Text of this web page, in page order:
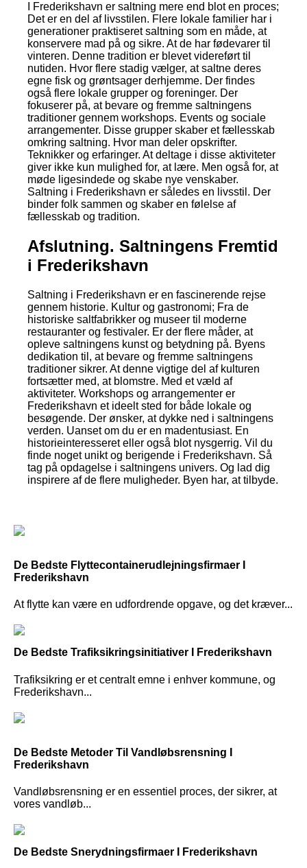
I Frederikshavn er saltning mere end blot en proces;
Det er en del af livsstilen. Flere lokale familier har i
generationer praktiseret saltning som en måde, at
konservere mad på og sikre. At de har fødevarer til
vinteren. Denne tradition er blevet videreført til
nutiden. Hvor flere stadig vælger, at saltne deres
egne fisk og grøntsager derhjemme. Der findes
også flere lokale grupper og foreninger. Der
fokuserer på, at bevare og fremme saltningens
traditioner gennem workshops. Events og sociale
arrangementer. Disse grupper skaber et fællesskab
omkring saltning. Hvor man deler opskrifter.
Teknikker og erfaringer. At deltage i disse aktiviteter
giver ikke kun mulighed for, at lære. Men også for, at
møde ligesindede og skabe nye venskaber.
Saltning i Frederikshavn er således en livsstil. Der
binder folk sammen og skaber en følelse af
fællesskab og tradition.
Afslutning. Saltningens Fremtid
i Frederikshavn
Saltning i Frederikshavn er en fascinerende rejse
gennem historie. Kultur og gastronomi; Fra de
historiske saltfabrikker og museer til moderne
restauranter og festivaler. Er der flere måder, at
opleve saltningens kunst og betydning på. Byens
dedikation til, at bevare og fremme saltningens
traditioner sikrer. At denne vigtige del af kulturen
fortsætter med, at blomstre. Med et væld af
aktiviteter. Workshops og arrangementer er
Frederikshavn et ideelt sted for både lokale og
besøgende. Der ønsker, at dykke ned i saltningens
verden. Uanset om du er en madentusiast. En
historieinteresseret eller også blot nysgerrig. Vil du
finde noget unikt og berigende i Frederikshavn. Så
tag på opdagelse i saltningens univers. Og lad dig
inspirere af de flere muligheder. Byen har, at tilbyde.
De Bedste Flyttecontainerudlejningsfirmaer I
Frederikshavn
At flytte kan være en udfordrende opgave, og det kræver...
De Bedste Trafiksikringsinitiativer I Frederikshavn
Trafiksikring er et centralt emne i enhver kommune, og
Frederikshavn...
De Bedste Metoder Til Vandløbsrensning I
Frederikshavn
Vandløbsrensning er en essentiel proces, der sikrer, at
vores vandløb...
De Bedste Snerydningsfirmaer I Frederikshavn